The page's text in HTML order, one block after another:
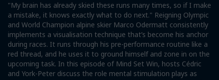
"My brain has already skied these runs many times, so if I make
a mistake, it knows exactly what to do next." Reigning Olympic
and World Champion alpine skier Marco Odermatt consistently
implements a visualisation technique that’s become his anchor
during races. It runs through his pre-performance routine like a
red thread, and he uses it to ground himself and zone in on the
upcoming task. In this episode of Mind Set Win, hosts Cédric
and York-Peter discuss the role mental stimulation plays as